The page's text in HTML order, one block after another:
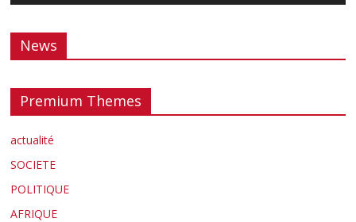
News
Premium Themes
actualité
SOCIETE
POLITIQUE
AFRIQUE